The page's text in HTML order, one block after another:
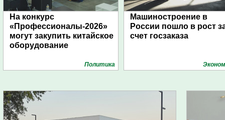
На конкурс
«Профессионалы-2026»
могут закупить китайское
оборудование
Политика
Машиностроение в
России пошло в рост
счет госзаказа